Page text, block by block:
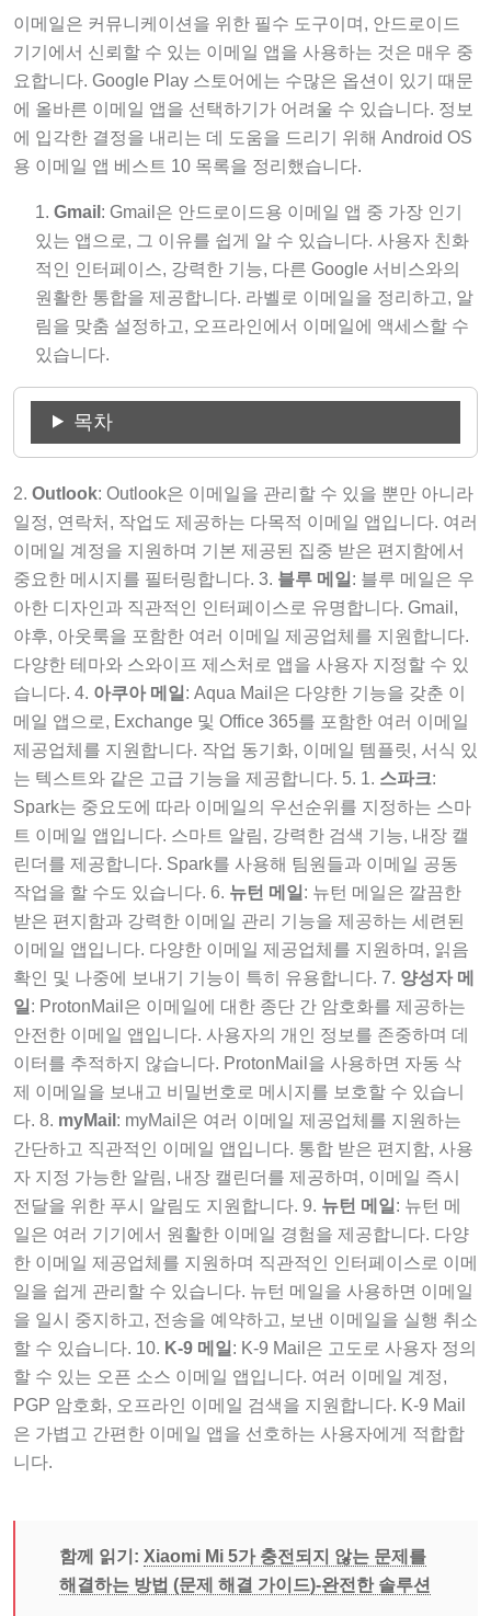
이메일은 커뮤니케이션을 위한 필수 도구이며, 안드로이드
기기에서 신뢰할 수 있는 이메일 앱을 사용하는 것은 매우 중
요합니다. Google Play 스토어에는 수많은 옵션이 있기 때문
에 올바른 이메일 앱을 선택하기가 어려울 수 있습니다. 정보
에 입각한 결정을 내리는 데 도움을 드리기 위해 Android OS
용 이메일 앱 베스트 10 목록을 정리했습니다.
Gmail : Gmail은 안드로이드용 이메일 앱 중 가장 인기
있는 앱으로, 그 이유를 쉽게 알 수 있습니다. 사용자 친화
적인 인터페이스, 강력한 기능, 다른 Google 서비스와의
원활한 통합을 제공합니다. 라벨로 이메일을 정리하고, 알
림을 맞춤 설정하고, 오프라인에서 이메일에 액세스할 수
있습니다.
목차
2. Outlook: Outlook은 이메일을 관리할 수 있을 뿐만 아니라
일정, 연락처, 작업도 제공하는 다목적 이메일 앱입니다. 여러
이메일 계정을 지원하며 기본 제공된 집중 받은 편지함에서
중요한 메시지를 필터링합니다. 3. 블루 메일 : 블루 메일은 우
아한 디자인과 직관적인 인터페이스로 유명합니다. Gmail,
야후, 아웃룩을 포함한 여러 이메일 제공업체를 지원합니다.
다양한 테마와 스와이프 제스처로 앱을 사용자 지정할 수 있
습니다. 4. 아쿠아 메일 : Aqua Mail은 다양한 기능을 갖춘 이
메일 앱으로, Exchange 및 Office 365를 포함한 여러 이메일
제공업체를 지원합니다. 작업 동기화, 이메일 템플릿, 서식 있
는 텍스트와 같은 고급 기능을 제공합니다. 5. 1. 스파크:
Spark는 중요도에 따라 이메일의 우선순위를 지정하는 스마
트 이메일 앱입니다. 스마트 알림, 강력한 검색 기능, 내장 캘
린더를 제공합니다. Spark를 사용해 팀원들과 이메일 공동
작업을 할 수도 있습니다. 6. 뉴턴 메일 : 뉴턴 메일은 깔끔한
받은 편지함과 강력한 이메일 관리 기능을 제공하는 세련된
이메일 앱입니다. 다양한 이메일 제공업체를 지원하며, 읽음
확인 및 나중에 보내기 기능이 특히 유용합니다. 7. 양성자 메
일 : ProtonMail은 이메일에 대한 종단 간 암호화를 제공하는
안전한 이메일 앱입니다. 사용자의 개인 정보를 존중하며 데
이터를 추적하지 않습니다. ProtonMail을 사용하면 자동 삭
제 이메일을 보내고 비밀번호로 메시지를 보호할 수 있습니
다. 8. myMail : myMail은 여러 이메일 제공업체를 지원하는
간단하고 직관적인 이메일 앱입니다. 통합 받은 편지함, 사용
자 지정 가능한 알림, 내장 캘린더를 제공하며, 이메일 즉시
전달을 위한 푸시 알림도 지원합니다. 9. 뉴턴 메일 : 뉴턴 메
일은 여러 기기에서 원활한 이메일 경험을 제공합니다. 다양
한 이메일 제공업체를 지원하며 직관적인 인터페이스로 이메
일을 쉽게 관리할 수 있습니다. 뉴턴 메일을 사용하면 이메일
을 일시 중지하고, 전송을 예약하고, 보낸 이메일을 실행 취소
할 수 있습니다. 10. K-9 메일 : K-9 Mail은 고도로 사용자 정의
할 수 있는 오픈 소스 이메일 앱입니다. 여러 이메일 계정,
PGP 암호화, 오프라인 이메일 검색을 지원합니다. K-9 Mail
은 가볍고 간편한 이메일 앱을 선호하는 사용자에게 적합합
니다.
함께 읽기: Xiaomi Mi 5가 충전되지 않는 문제를
해결하는 방법 (문제 해결 가이드)-완전한 솔루션